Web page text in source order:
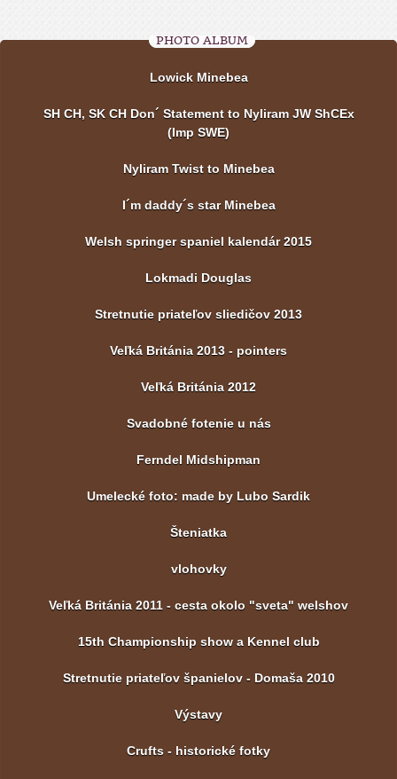
PHOTO ALBUM
Lowick Minebea
SH CH, SK CH Don´ Statement to Nyliram JW ShCEx
(Imp SWE)
Nyliram Twist to Minebea
I´m daddy´s star Minebea
Welsh springer spaniel kalendár 2015
Lokmadi Douglas
Stretnutie priateľov sliedičov 2013
Veľká Británia 2013 - pointers
Veľká Británia 2012
Svadobné fotenie u nás
Ferndel Midshipman
Umelecké foto: made by Lubo Sardik
Šteniatka
vlohovky
Veľká Británia 2011 - cesta okolo "sveta" welshov
15th Championship show a Kennel club
Stretnutie priateľov španielov - Domaša 2010
Výstavy
Crufts - historické fotky